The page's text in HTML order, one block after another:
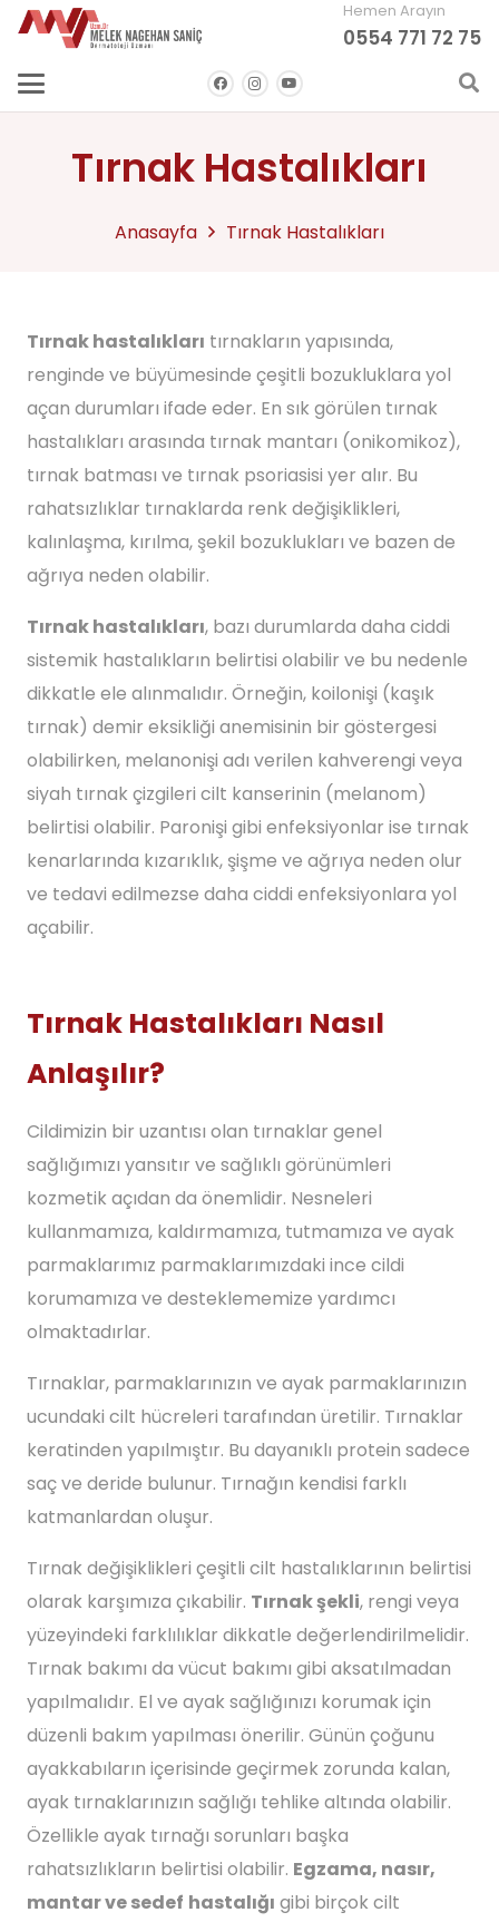
Hemen Arayın
0554 771 72 75
Tırnak Hastalıkları
Anasayfa Tırnak Hastalıkları
Tırnak hastalıkları tırnakların yapısında,
renginde ve büyümesinde çeşitli bozukluklara yol
açan durumları ifade eder. En sık görülen tırnak
hastalıkları arasında tırnak mantarı (onikomikoz),
tırnak batması ve tırnak psoriasisi yer alır. Bu
rahatsızlıklar tırnaklarda renk değişiklikleri,
kalınlaşma, kırılma, şekil bozuklukları ve bazen de
ağrıya neden olabilir.
Tırnak hastalıkları, bazı durumlarda daha ciddi
sistemik hastalıkların belirtisi olabilir ve bu nedenle
dikkatle ele alınmalıdır. Örneğin, koilonişi (kaşık
tırnak) demir eksikliği anemisinin bir göstergesi
olabilirken, melanonişi adı verilen kahverengi veya
siyah tırnak çizgileri cilt kanserinin (melanom)
belirtisi olabilir. Paronişi gibi enfeksiyonlar ise tırnak
kenarlarında kızarıklık, şişme ve ağrıya neden olur
ve tedavi edilmezse daha ciddi enfeksiyonlara yol
açabilir.
Tırnak Hastalıkları Nasıl
Anlaşılır?
Cildimizin bir uzantısı olan tırnaklar genel
sağlığımızı yansıtır ve sağlıklı görünümleri
kozmetik açıdan da önemlidir. Nesneleri
kullanmamıza, kaldırmamıza, tutmamıza ve ayak
parmaklarımız parmaklarımızdaki ince cildi
korumamıza ve desteklememize yardımcı
olmaktadırlar.
Tırnaklar, parmaklarınızın ve ayak parmaklarınızın
ucundaki cilt hücreleri tarafından üretilir. Tırnaklar
keratinden yapılmıştır. Bu dayanıklı protein sadece
saç ve deride bulunur. Tırnağın kendisi farklı
katmanlardan oluşur.
Tırnak değişiklikleri çeşitli cilt hastalıklarının belirtisi
olarak karşımıza çıkabilir. Tırnak şekli, rengi veya
yüzeyindeki farklılıklar dikkatle değerlendirilmelidir.
Tırnak bakımı da vücut bakımı gibi aksatılmadan
yapılmalıdır. El ve ayak sağlığınızı korumak için
düzenli bakım yapılması önerilir. Günün çoğunu
ayakkabıların içerisinde geçirmek zorunda kalan,
ayak tırnaklarınızın sağlığı tehlike altında olabilir.
Özellikle ayak tırnağı sorunları başka
rahatsızlıkların belirtisi olabilir. Egzama, nasır,
mantar ve sedef hastalığı gibi birçok cilt